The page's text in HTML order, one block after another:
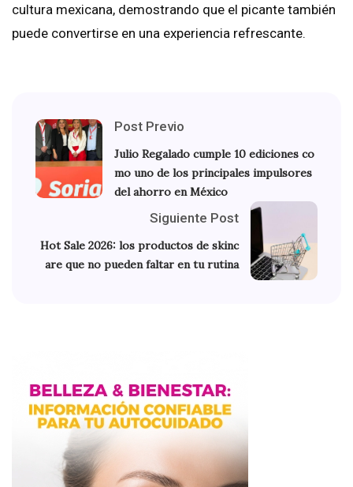
cultura mexicana, demostrando que el picante también
puede convertirse en una experiencia refrescante.
Post Previo
Julio Regalado cumple 10 ediciones co
mo uno de los principales impulsores
del ahorro en México
Siguiente Post
Hot Sale 2026: los productos de skinc
are que no pueden faltar en tu rutina